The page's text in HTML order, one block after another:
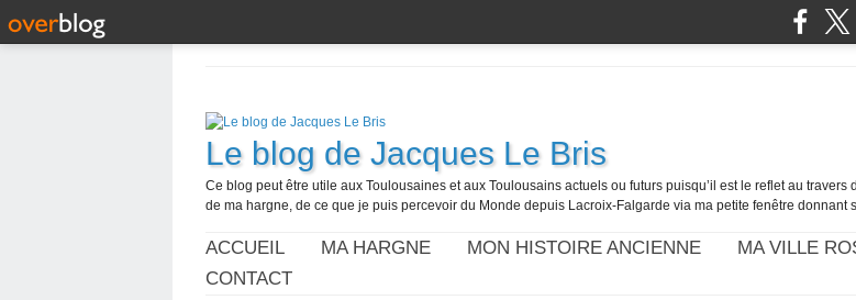
Le blog de Jacques Le Bris
Ce blog peut être utile aux Toulousaines et aux Toulousains actuels ou futurs puisqu’il est le reflet au travers
de ma hargne, de ce que je puis percevoir du Monde depuis Lacroix-Falgarde via ma petite fenêtre donnant
ACCUEIL MA HARGNE MON HISTOIRE ANCIENNE MA VILLE
CONTACT